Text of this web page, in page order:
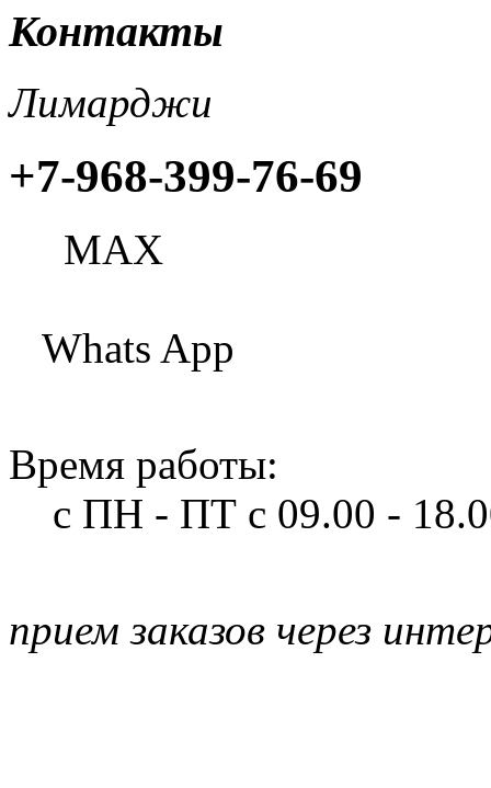
Контакты
Лимарджи
+7-968-399-76-69
МАХ
Whats App
Время работы:
с ПН - ПТ с 09.00 -
прием заказов через